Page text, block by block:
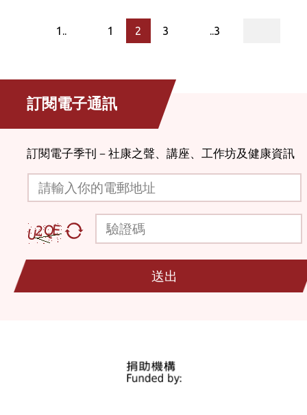
1.. 1 2 3 ..3
訂閱電子通訊
訂閱電子季刊－社康之聲、講座、工作坊及健康資訊
請輸入你的電郵地址
驗證碼
送出